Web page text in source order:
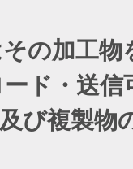
の加工物
ド・送信
び複製物